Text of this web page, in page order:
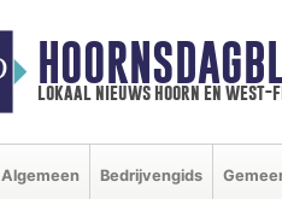
lokaal nieuws hoorn en
Algemeen Bedrijvengids